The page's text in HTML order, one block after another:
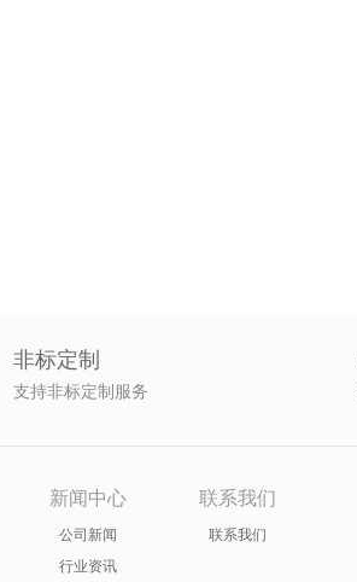
非标定制
支持非标定制服务
新闻中心
公司新闻
行业资讯
联系我们
联系我们